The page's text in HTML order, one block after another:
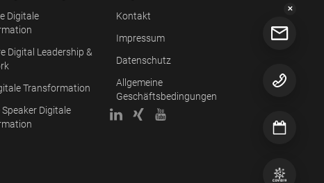
✕
Digitale
Digital Leadership &
Transformation
Digitale
Kontakt
Impressum
Datenschutz
Allgemeine
Geschäftsbedingungen